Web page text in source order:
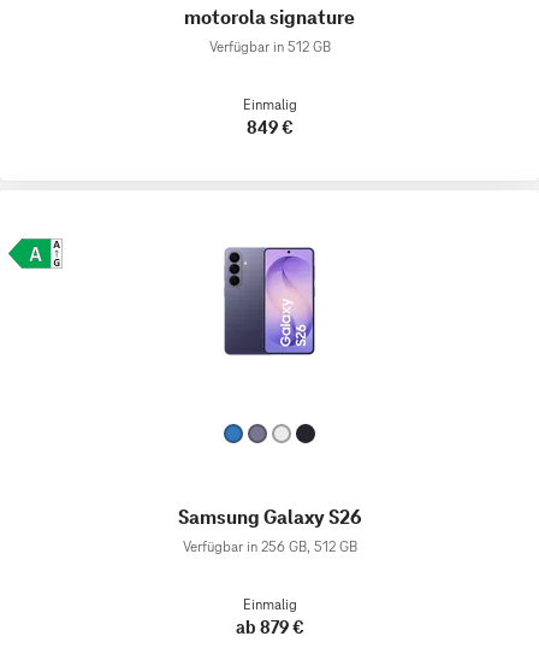
motorola signature
Verfügbar in 512 GB
Einmalig
849 €
Samsung Galaxy S26
Verfügbar in 256 GB, 512 GB
Einmalig
ab 879 €